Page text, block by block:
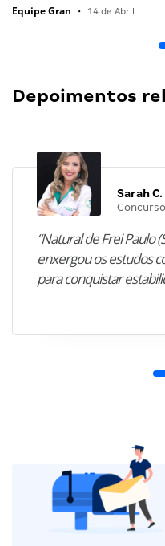
Equipe Gran • 14 de Abril
Depoimentos
Sarah C.
“Natural de Frei Paulo
enxergou os estudos
para conquistar